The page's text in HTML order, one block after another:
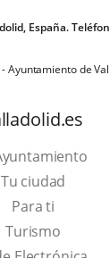
España.
Ayuntamiento de
Tu ciudad
Para ti
TurismoEste